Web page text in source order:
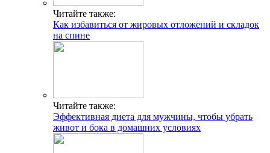
Читайте также:
Как избавиться от жировых отложений и складок
на спине
Читайте также:
Эффективная диета для мужчины, чтобы убрать
живот и бока в домашних условиях